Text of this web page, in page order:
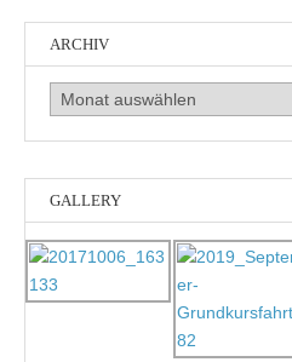
ARCHIV
Archiv
GALLERY